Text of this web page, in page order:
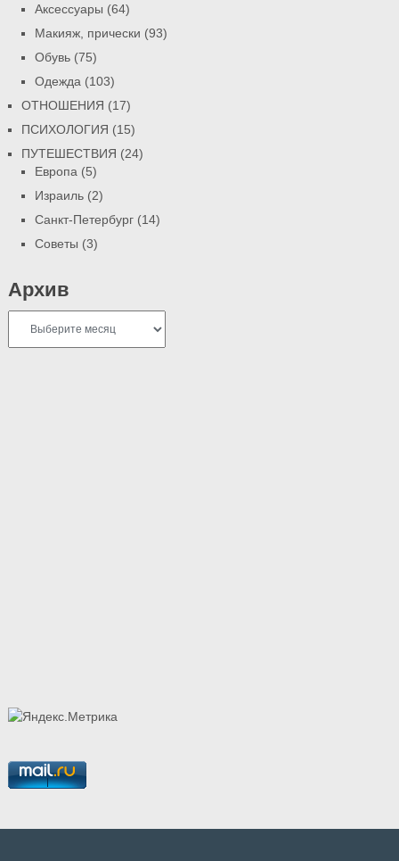
Аксессуары (64)
Макияж, прически (93)
Обувь(75)
Одежда (103)
ОТНОШЕНИЯ (17)
ПСИХОЛОГИЯ (15)
ПУТЕШЕСТВИЯ (24)
Европа (5)
Израиль(2)
Санкт-Петербург(14)
Советы (3)
Архив